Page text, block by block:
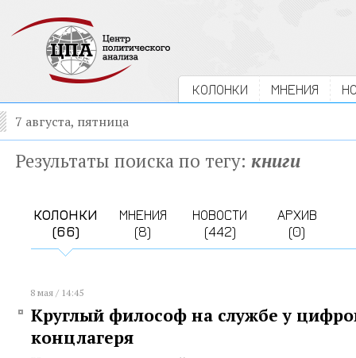
КОЛОНКИ МНЕНИЯ
7 августа, пятница
Результаты поиска по тегу: книги
КОЛОНКИ
(66)
МНЕНИЯ
(8)
НОВОСТИ
(442)
АРХИВ
(0)
8 мая / 14:45
Круглый философ на службе у
концлагеря